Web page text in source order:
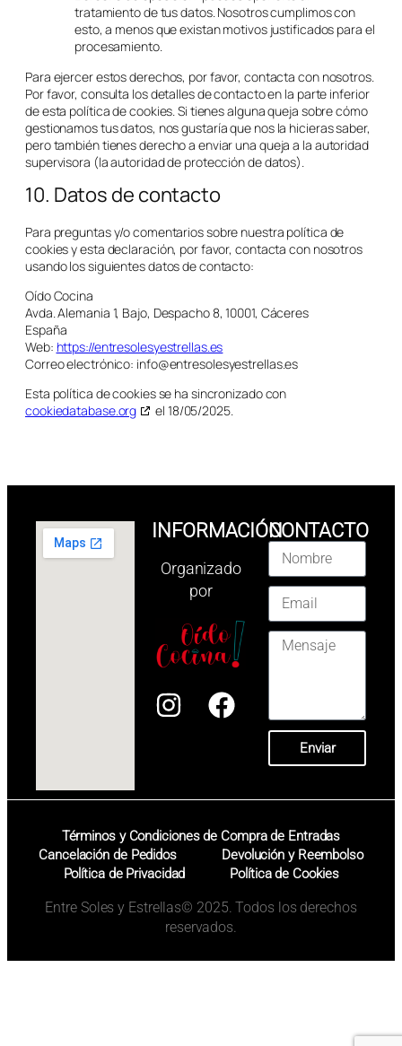
tratamiento de tus datos. Nosotros cumplimos con
esto, a menos que existan motivos justificados para el
procesamiento.
Para ejercer estos derechos, por favor, contacta con nosotros.
Por favor, consulta los detalles de contacto en la parte inferior
de esta política de cookies. Si tienes alguna queja sobre cómo
gestionamos tus datos, nos gustaría que nos la hicieras saber,
pero también tienes derecho a enviar una queja a la autoridad
supervisora (la autoridad de protección de datos).
10. Datos de contacto
Para preguntas y/o comentarios sobre nuestra política de
cookies y esta declaración, por favor, contacta con nosotros
usando los siguientes datos de contacto:
Oído Cocina
Avda. Alemania 1, Bajo, Despacho 8, 10001, Cáceres
España
Web: https://entresolesyestrellas.es
Correo electrónico: info@entresolesyestrellas.es
Esta política de cookies se ha sincronizado con
cookiedatabase.org
el 18/05/2025.
INFORMACIÓN
Organizado
por
CONTACTO
Enviar
Términos y Condiciones de Compra de Entradas
Cancelación de Pedidos
Devolución y Reembolso
Política de Privacidad
Política de Cookies
Entre Soles y Estrellas© 2025. Todos los derechos
reservados.